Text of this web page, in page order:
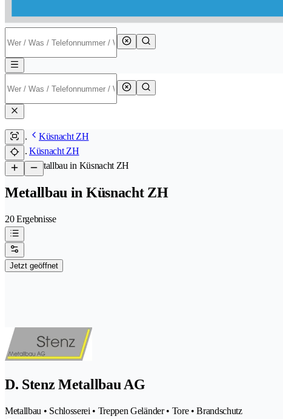
Küsnacht ZH
Küsnacht ZH
/Metallbau in Küsnacht ZH
Metallbau in Küsnacht ZH
20 Ergebnisse
Jetzt geöffnet
D. Stenz Metallbau AG
Metallbau • Schlosserei • Treppen Geländer • Tore • Brandschutz